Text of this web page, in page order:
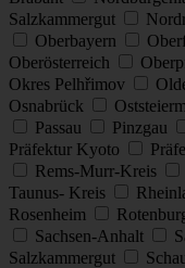
Salzkammergut
Oberbayern
Oberösterreich
Okres Pelhřimov
Osnabrück
Passau
Pinzgau
Präfektur Kyoto
Rems-Murr-Kreis
Taunus- Kreis
Rosenheim
Sachsen-Anhalt
Salzkammergut